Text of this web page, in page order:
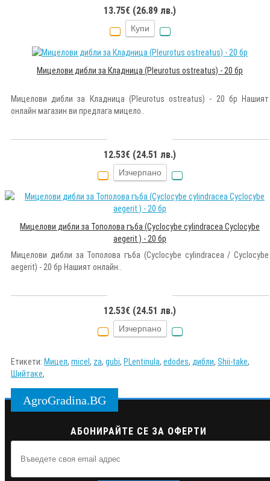
13.75€ (26.89 лв.)
Купи
Мицелови дибли за Кладница (Pleurotus ostreatus) - 20 бр
Мицелови дибли за Кладница (Pleurotus ostreatus) - 20 бр Нашият
онлайн магазин ви предлага мицело..
12.53€ (24.51 лв.)
Изчерпано
Мицелови дибли за Тополова гъба (Cyclocybe cylindracea Cyclocybe
aegerit ) - 20 бр
Мицелови дибли за Тополова гъба (Cyclocybe cylindracea / Cyclocybe
aegerit) - 20 бр Нашият онлайн..
12.53€ (24.51 лв.)
Изчерпано
Етикети: Мицел, micel , za, gubi, PLentinula, edodes, дибли, Shii-take,
Шийтаке,
AgroGradina.BG
АБОНИРАЙТЕ СЕ ЗА ОФЕРТИ